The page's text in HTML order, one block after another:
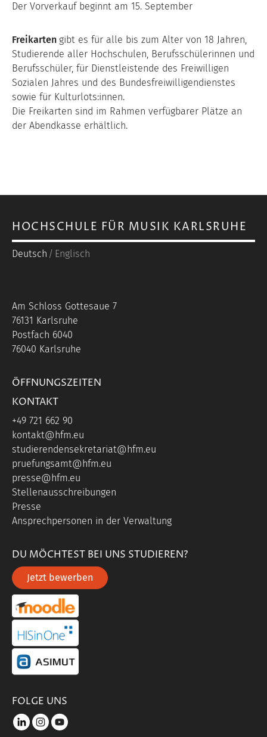
Der Vorverkauf beginnt am 15. September
Freikarten gibt es für alle bis zum Alter von 18 Jahren,
Studierende aller Hochschulen, Berufsschülerinnen und
Berufsschüler, für Dienstleistende des Freiwilligen
Sozialen Jahres und des Bundesfreiwilligendienstes
sowie für Kulturlots:innen.
Die Freikarten sind im Rahmen verfügbarer Plätze an
der Abendkasse erhältlich.
HOCHSCHULE FÜR MUSIK KARLSRUHE
Deutsch Englisch
Am Schloss Gottesaue 7
76131 Karlsruhe
Postfach 6040
76040 Karlsruhe
ÖFFNUNGSZEITEN
KONTAKT
+49 721 662 90
kontakt@hfm.eu
studierendensekretariat@hfm.eu
pruefungsamt@hfm.eu
presse@hfm.eu
Stellenausschreibungen
Presse
Ansprechpersonen in der Verwaltung
DU MÖCHTEST BEI UNS STUDIEREN?
Jetzt bewerben
portal link moddle
portal link hisinone
portal link asimut
FOLGE UNS
LinkedIninstagram
youtube